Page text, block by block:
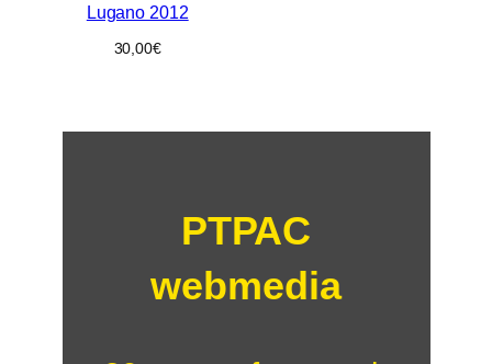
Lugano 2012
30,00€
PTPAC
webmedia